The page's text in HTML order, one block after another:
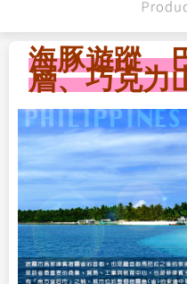
海豚遊蹤、
層、巧克力